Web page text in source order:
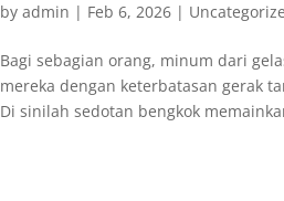
byadmin | Feb 6, 2026 |
Bagi sebagian orang, minum dari
mereka dengan keterbatasan gerak
Di sinilah sedotan bengkok